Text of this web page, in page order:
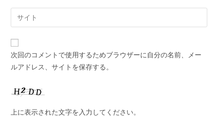
次回のコメントで使用するためブラウザーに自分の名前、メー
ルアドレス、サイトを保存する。
上に表示された文字を入力してください。